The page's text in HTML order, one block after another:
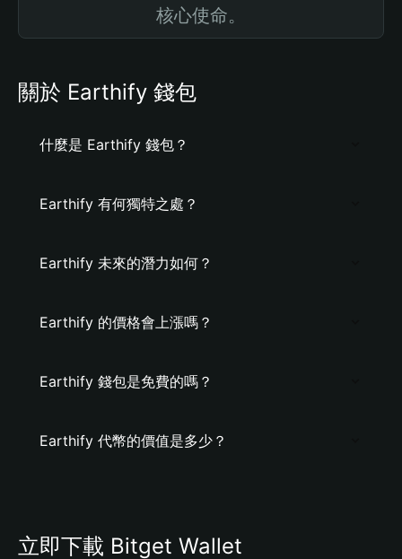
核心使命。
關於 Earthify 錢包
什麼是 Earthify 錢包？
Earthify 有何獨特之處？
Earthify 未來的潛力如何？
Earthify 的價格會上漲嗎？
Earthify 錢包是免費的嗎？
Earthify 代幣的價值是多少？
立即下載 Bitget Wallet